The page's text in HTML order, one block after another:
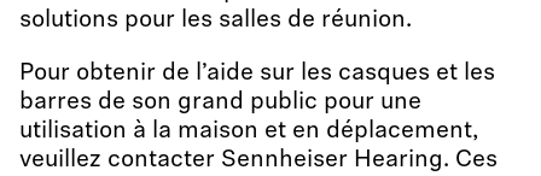
solutions pour les salles de réunion.
Pour obtenir de l’aide sur les casques et les
barres de son grand public pour une
utilisation à la maison et en déplacement,
veuillez contacter Sennheiser Hearing. Ces